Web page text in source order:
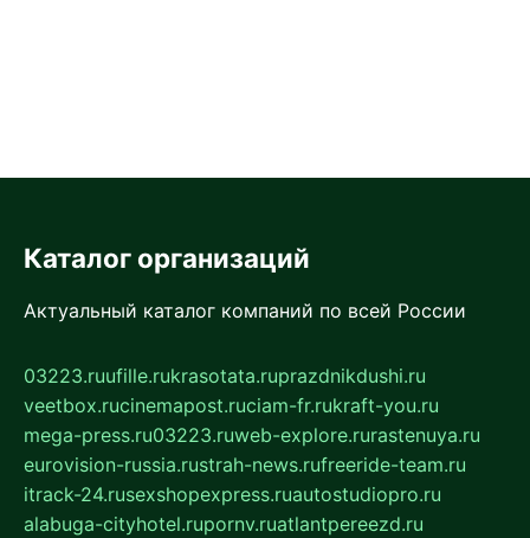
Каталог организаций
Актуальный каталог компаний по всей России
03223.ruufille.rukrasotata.ruprazdnikdushi.ru
veetbox.rucinemapost.ruciam-fr.rukraft-you.ru
mega-press.ru03223.ruweb-explore.rurastenuya.ru
eurovision-russia.rustrah-news.rufreeride-team.ru
itrack-24.rusexshopexpress.ruautostudiopro.ru
alabuga-cityhotel.rupornv.ruatlantpereezd.ru